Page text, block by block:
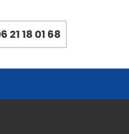
21 18 01 68